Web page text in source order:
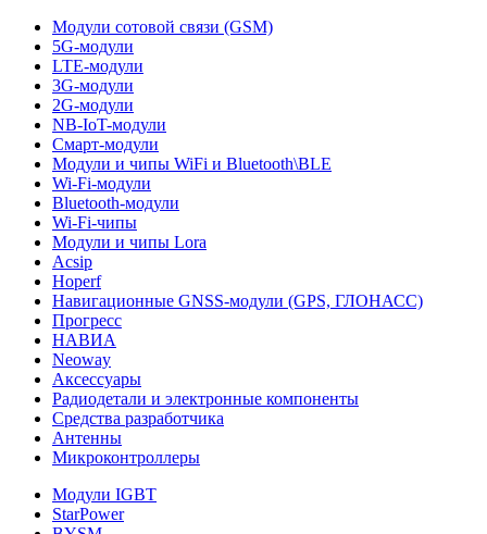
Модули сотовой связи (GSM)
5G-модули
LTE-модули
3G-модули
2G-модули
NB-IoT-модули
Смарт-модули
Модули и чипы WiFi и Bluetooth\BLE
Wi-Fi-модули
Bluetooth-модули
Wi-Fi-чипы
Модули и чипы Lora
Acsip
Hoperf
Навигационные GNSS-модули (GPS, ГЛОНАСС)
Прогресс
НАВИА
Neoway
Аксессуары
Радиодетали и электронные компоненты
Средства разработчика
Антенны
Микроконтроллеры
Модули IGBT
StarPower